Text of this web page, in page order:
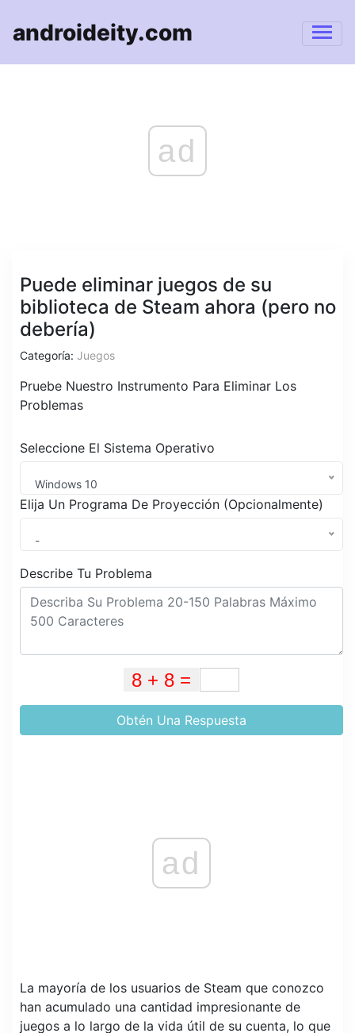
androideity.com
ad
Puede eliminar juegos de su
biblioteca de Steam ahora (pero no
debería)
Categoría: Juegos
Pruebe Nuestro Instrumento Para Eliminar Los
Problemas
Seleccione El Sistema Operativo
Windows 10
Elija Un Programa De Proyección (Opcionalmente)
-
Describe Tu Problema
Obtén Una Respuesta
ad
La mayoría de los usuarios de Steam que conozco
han acumulado una cantidad impresionante de
juegos a lo largo de la vida útil de su cuenta, lo que